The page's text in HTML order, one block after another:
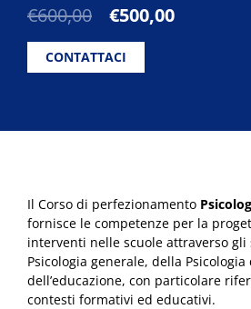
€600,00
Il
originale
era:
€500,00Il
CONTATTACI
Il Corso di perfezionamento
fornisce le competenze per la
interventi nelle scuole attraverso
Psicologia generale, della
dell’educazione, con particolare
contesti formativi ed educativi.